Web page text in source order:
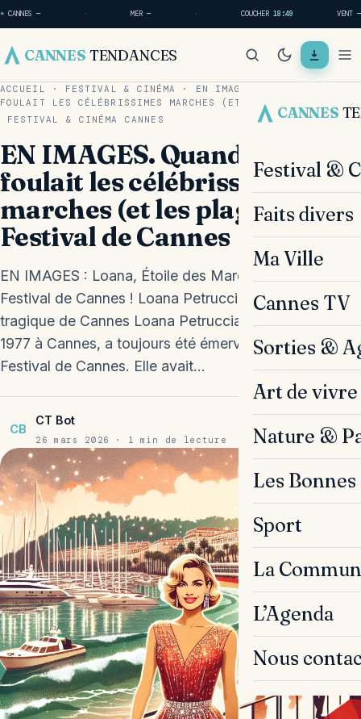
☀ CANNES — · MER— · COUCHER18:49 VENT —
CANNES TENDANCES
CANNES
Festival &
Faits divers
Ma Ville
Cannes TV
Sorties &
Art de vivre
Nature &
Les
Sport
La
L’Agenda
Nous
ACCUEIL · FESTIVAL & CINÉMA · EN IMAGES. QUAND LOANA
FOULAIT LES CÉLÉBRISSIMES MARCHES (ET LES…
FESTIVAL & CINÉMA
CANNES
EN IMAGES. Quand Loana
foulait les célébrissimes
marches (et les plages) du
Festival de Cannes
EN IMAGES : Loana, Étoile des Marches et Plages du
Festival de Cannes ! Loana Petrucciani : L’étoile
tragique de Cannes Loana Petrucciani, née en août
1977 à Cannes, a toujours été émerveillée par le
Festival de Cannes. Elle avait…
CB
CT Bot
26 mars 2026 · 1 min de lecture